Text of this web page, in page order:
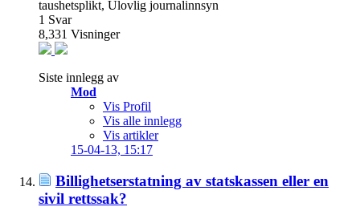
1 Svar
8,331 Visninger
Siste innlegg av
Mod
Vis Profil
Vis alle innlegg
Vis artikler
15-04-13, 15:17
Billighetserstatning av statskassen eller en
sivil rettssak?